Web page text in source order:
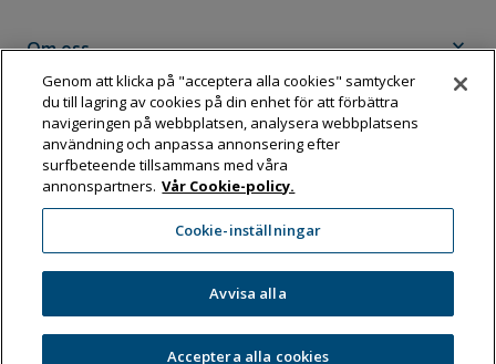
Om oss expand_more
Följ Dahl
Dahl Sverige AB
Box 11076, 161 11 BROMMA
Tel:08-583 595 00
Genom att klicka på "acceptera alla cookies" samtycker
du till lagring av cookies på din enhet för att förbättra
navigeringen på webbplatsen, analysera webbplatsens
användning och anpassa annonsering efter
surfbeteende tillsammans med våra
annonspartners. Vår Cookie-policy.
Cookie-inställningar
Avvisa alla
Acceptera alla cookies